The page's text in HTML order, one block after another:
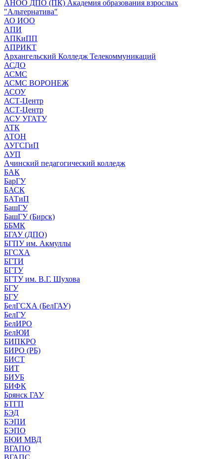
АНОО ДПО (ПК) Академия образования взрослых
"Альтернатива"
АО ИОО
АПИ
АПКиПП
АПРИКТ
Архангельский Колледж Телекоммуникаций
АСДО
АСМС
АСМС ВОРОНЕЖ
АСОУ
АСТ-Центр
АСТ-Центр
АСУ УГАТУ
АТК
АТОН
АУГСГиП
АУП
Ачинский педагогический колледж
БАК
БарГУ
БАСК
БАТиП
БашГУ
БашГУ (Бирск)
ББМК
БГАУ (ДПО)
БГПУ им. Акмуллы
БГСХА
БГТИ
БГТУ
БГТУ им. В.Г. Шухова
БГУ
БГУ
БелГСХА (БелГАУ)
БелГУ
БелИРО
БелЮИ
БИПКРО
БИРО (РБ)
БИСТ
БИТ
БИУБ
БИФК
Брянск ГАУ
БТГП
БЭД
БЭПИ
БЭПО
БЮИ МВД
ВГАПО
ВГАПС